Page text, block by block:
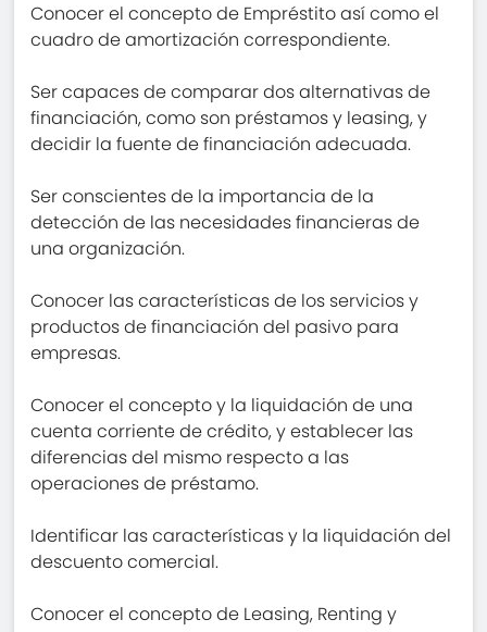
Conocer el concepto de Empréstito así como el
cuadro de amortización correspondiente.
Ser capaces de comparar dos alternativas de
financiación, como son préstamos y leasing, y
decidir la fuente de financiación adecuada.
Ser conscientes de la importancia de la
detección de las necesidades financieras de
una organización.
Conocer las características de los servicios y
productos de financiación del pasivo para
empresas.
Conocer el concepto y la liquidación de una
cuenta corriente de crédito, y establecer las
diferencias del mismo respecto a las
operaciones de préstamo.
Identificar las características y la liquidación del
descuento comercial.
Conocer el concepto de Leasing, Renting y